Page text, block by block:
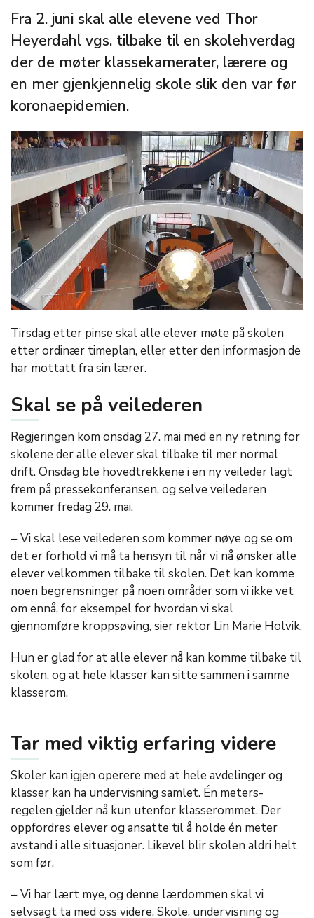
Fra 2. juni skal alle elevene ved Thor
Heyerdahl vgs. tilbake til en skolehverdag
der de møter klassekamerater, lærere og
en mer gjenkjennelig skole slik den var før
koronaepidemien.
Tirsdag etter pinse skal alle elever møte på skolen
etter ordinær timeplan, eller etter den informasjon de
har mottatt fra sin lærer.
Skal se på veilederen
Regjeringen kom onsdag 27. mai med en ny retning for
skolene der alle elever skal tilbake til mer normal
drift. Onsdag ble hovedtrekkene i en ny veileder lagt
frem på pressekonferansen, og selve veilederen
kommer fredag 29. mai.
− Vi skal lese veilederen som kommer nøye og se om
det er forhold vi må ta hensyn til når vi nå ønsker alle
elever velkommen tilbake til skolen. Det kan komme
noen begrensninger på noen områder som vi ikke vet
om ennå, for eksempel for hvordan vi skal
gjennomføre kroppsøving, sier rektor Lin Marie Holvik.
Hun er glad for at alle elever nå kan komme tilbake til
skolen, og at hele klasser kan sitte sammen i samme
klasserom.
Tar med viktig erfaring videre
Skoler kan igjen operere med at hele avdelinger og
klasser kan ha undervisning samlet. Én meters-
regelen gjelder nå kun utenfor klasserommet. Der
oppfordres elever og ansatte til å holde én meter
avstand i alle situasjoner. Likevel blir skolen aldri helt
som før.
− Vi har lært mye, og denne lærdommen skal vi
selvsagt ta med oss videre. Skole, undervisning og